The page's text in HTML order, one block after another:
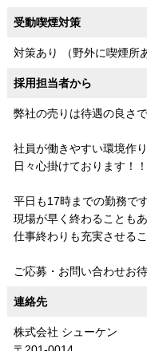
受動喫煙対策
対策あり （野外に喫煙所
採用担当者から
弊社の売りは待遇の良さで
社員が働きやすい環境作
日々心掛けております！！
平日も17時までの勤務です
現場が早く終わることも
仕事終わりも充実させる
ご応募・お問い合わせお
連絡先
株式会社 シューケン